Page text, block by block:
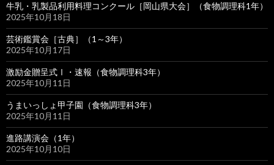
牛乳・乳製品利用料理コンクール［岡山県大会］（食物調理科1年）
2025年10月18日
芸術鑑賞会［古典］（1～3年）
2025年10月17日
激励金贈呈式Ⅰ・速報（食物調理科3年）
2025年10月11日
うまいっしょ甲子園（食物調理科3年）
2025年10月11日
進路講演会（1年）
2025年10月10日